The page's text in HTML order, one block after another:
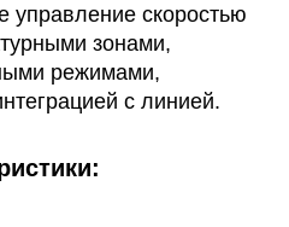
управление скоростью
зонами,
режимами,
с линией.